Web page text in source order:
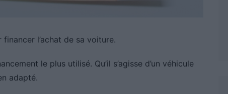
l’achat de sa voiture.
le plus utilisé. Qu’il s’agisse d’un véhicule
adapté.